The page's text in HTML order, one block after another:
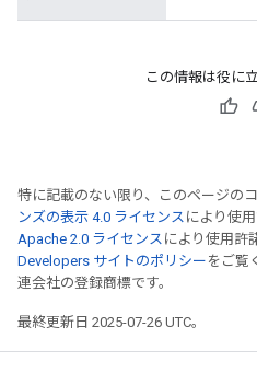
この情報は役に
特に記載のない限り、このページの
ンズの表示 4.0 ライセンス により使
Apache 2.0 ライセンス により使用許
Developers サイトのポリシー をご覧
連会社の登録商標です。
最終更新日 2025-07-26 UTC。